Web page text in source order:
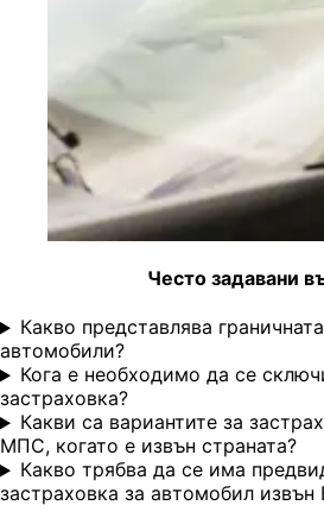
Често задавани
Какво представлява
автомобили?
Кога е необходимо да се
застраховка?
Какви са вариантите за
МПС, когато е извън страната?
Какво трябва да се има
застраховка за автомобил извън